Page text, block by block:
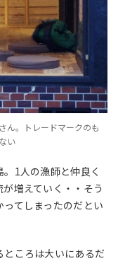
ん。トレードマークのも
い
1人の漁師と仲良く
増えていく・・そう
てしまったのだとい
ころは大いにあるだ